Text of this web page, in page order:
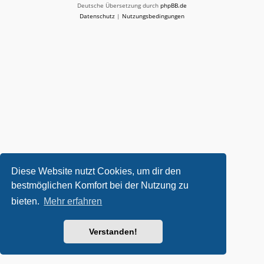
Diese Website nutzt Cookies, um dir den
bestmöglichen Komfort bei der Nutzung zu
bieten. Mehr erfahren
Verstanden!
Deutsche Übersetzung durch phpBB.de
Datenschutz | Nutzungsbedingungen